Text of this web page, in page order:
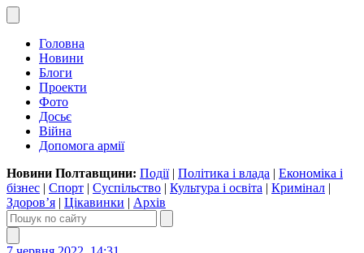
Головна
Новини
Блоги
Проекти
Фото
Досьє
Війна
Допомога армії
Новини Полтавщини: Події| Політика і влада | Економіка і
бізнес | Спорт | Суспільство | Культура і освіта | Кримінал |
Здоров’я | Цікавинки | Архів